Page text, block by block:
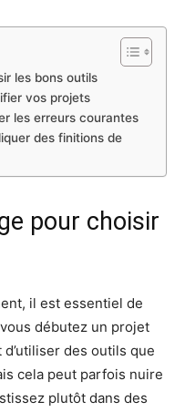
les bons outils
vos projets
les erreurs courantes
des finitions de
pour choisir
il est essentiel de
débutez un projet
des outils que
cela peut parfois nuire
plutôt dans des